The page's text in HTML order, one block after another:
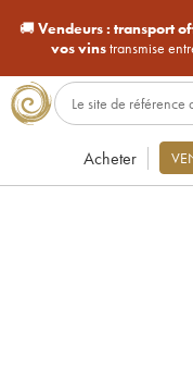
🚚Vendeurs : transport
vos vinstransmise
Acheter